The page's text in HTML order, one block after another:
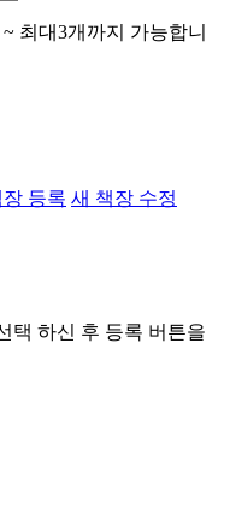
최대3개까지 가능합니
등록 새 책장 수정
택 하신 후 등록 버튼을